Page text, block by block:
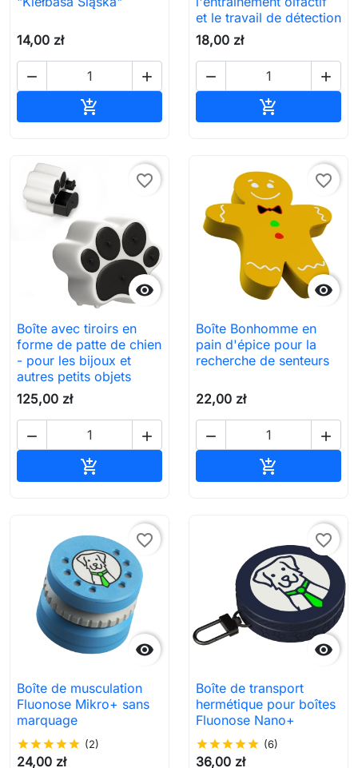
14,00 zł
 

et le travail de détection
18,00 zł
 


favorite_border
Boîte avec tiroirs en
forme de patte de chien
- pour les bijoux et
autres petits objets
125,00 zł
 


favorite_border
Boîte Bonhomme en
pain d'épice pour la
recherche de senteurs
22,00 zł
 


favorite_border
Boîte de musculation
Fluonose Mikro+ sans
marquage
starstarstarstarstar (2)
24,00 zł

favorite_border
Boîte de transport
hermétique pour boîtes
Fluonose Nano+
starstarstarstarstar (6)
36,00 zł